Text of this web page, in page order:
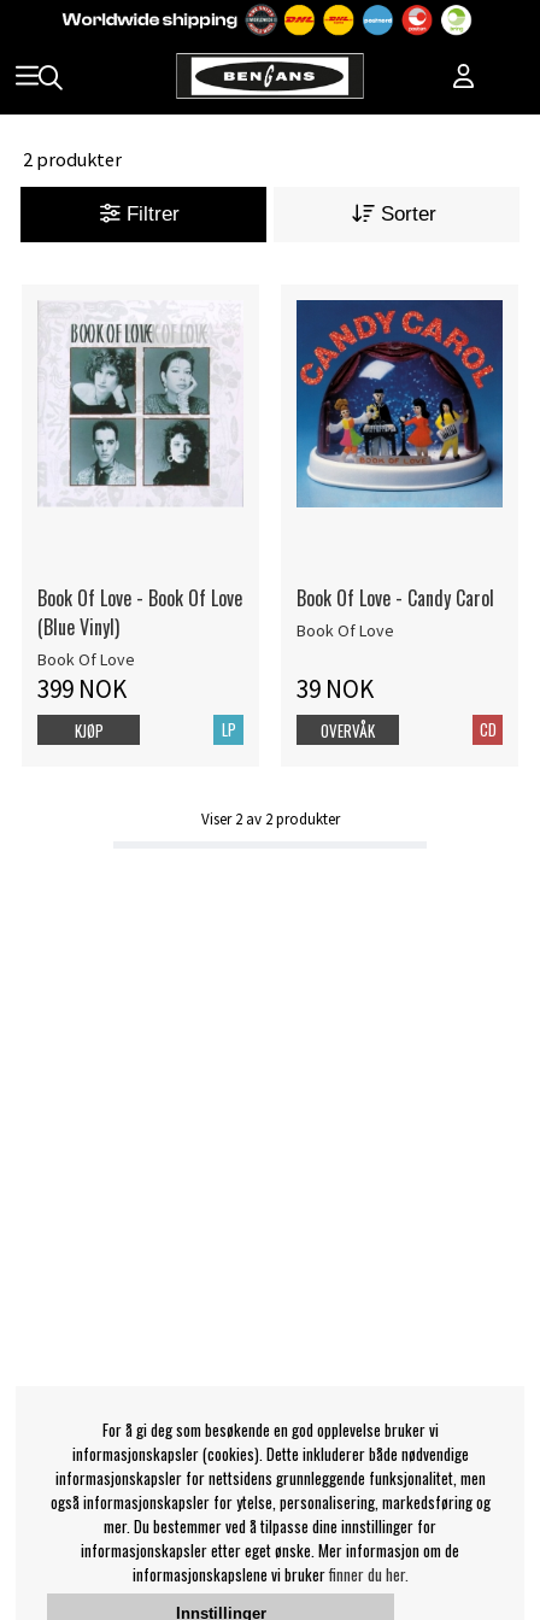
2 produkter
Filtrer Sorter
Book Of Love - Book Of Love
(Blue Vinyl)
Book Of Love
399 NOK
LP
KJØP
Book Of Love - Candy Carol
Book Of Love
39 NOK
CD
OVERVÅK
Viser2av 2produkter
For å gi deg som besøkende en god opplevelse bruker vi
informasjonskapsler (cookies). Dette inkluderer både nødvendige
informasjonskapsler for nettsidens grunnleggende funksjonalitet, men
også informasjonskapsler for ytelse, personalisering, markedsføring og
mer. Du bestemmer ved å tilpasse dine innstillinger for
informasjonskapsler etter eget ønske. Mer informasjon om de
informasjonskapslene vi brukerfinner du her.
Innstillinger